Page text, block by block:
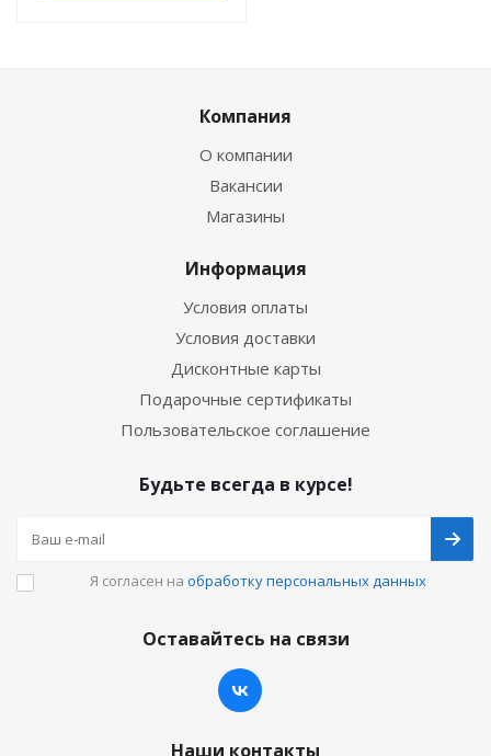
Компания
О компании
Вакансии
Магазины
Информация
Условия оплаты
Условия доставки
Дисконтные карты
Подарочные сертификаты
Пользовательское соглашение
Будьте всегда в курсе!
Я согласен на обработку персональных данных
Оставайтесь на связи
Наши контакты